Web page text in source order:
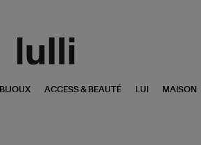
BIJOUX ACCESS & BEAUTÉ LUI MAISON